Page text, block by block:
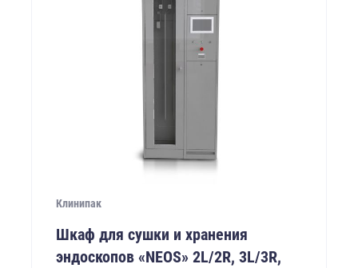
Клинипак
Шкаф для сушки и хранения
эндоскопов «NEOS» 2L/2R, 3L/3R,